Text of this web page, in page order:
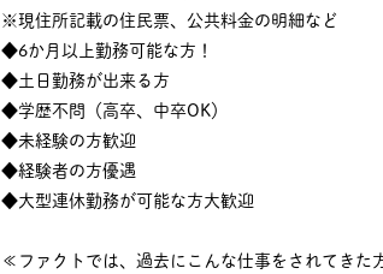
※現住所記載の住民票、公共料金の明細など
◆6か月以上勤務可能な方！
◆土日勤務が出来る方
◆学歴不問（高卒、中卒OK）
◆未経験の方歓迎
◆経験者の方優遇
◆大型連休勤務が可能な方大歓迎
≪ファクトでは、過去にこんな仕事をされてきた